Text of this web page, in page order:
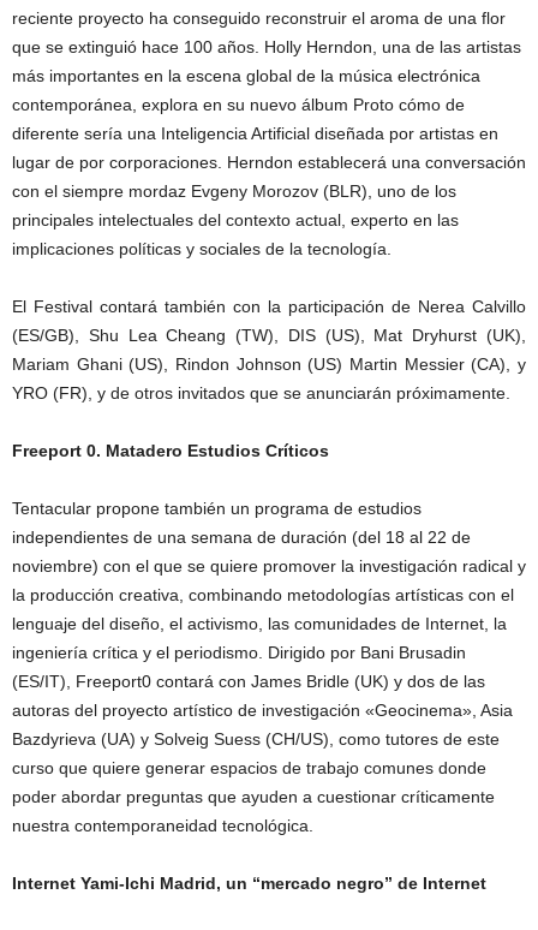
reciente proyecto ha conseguido reconstruir el aroma de una flor
que se extinguió hace 100 años. Holly Herndon, una de las artistas
más importantes en la escena global de la música electrónica
contemporánea, explora en su nuevo álbum Proto cómo de
diferente sería una Inteligencia Artificial diseñada por artistas en
lugar de por corporaciones. Herndon establecerá una conversación
con el siempre mordaz Evgeny Morozov (BLR), uno de los
principales intelectuales del contexto actual, experto en las
implicaciones políticas y sociales de la tecnología.
El Festival contará también con la participación de Nerea Calvillo
(ES/GB), Shu Lea Cheang (TW), DIS (US), Mat Dryhurst (UK),
Mariam Ghani (US), Rindon Johnson (US) Martin Messier (CA), y
YRO (FR), y de otros invitados que se anunciarán próximamente.
Freeport 0. Matadero Estudios Críticos
Tentacular propone también un programa de estudios
independientes de una semana de duración (del 18 al 22 de
noviembre) con el que se quiere promover la investigación radical y
la producción creativa, combinando metodologías artísticas con el
lenguaje del diseño, el activismo, las comunidades de Internet, la
ingeniería crítica y el periodismo. Dirigido por Bani Brusadin
(ES/IT), Freeport0 contará con James Bridle (UK) y dos de las
autoras del proyecto artístico de investigación «Geocinema», Asia
Bazdyrieva (UA) y Solveig Suess (CH/US), como tutores de este
curso que quiere generar espacios de trabajo comunes donde
poder abordar preguntas que ayuden a cuestionar críticamente
nuestra contemporaneidad tecnológica.
Internet Yami-Ichi Madrid, un “mercado negro” de Internet